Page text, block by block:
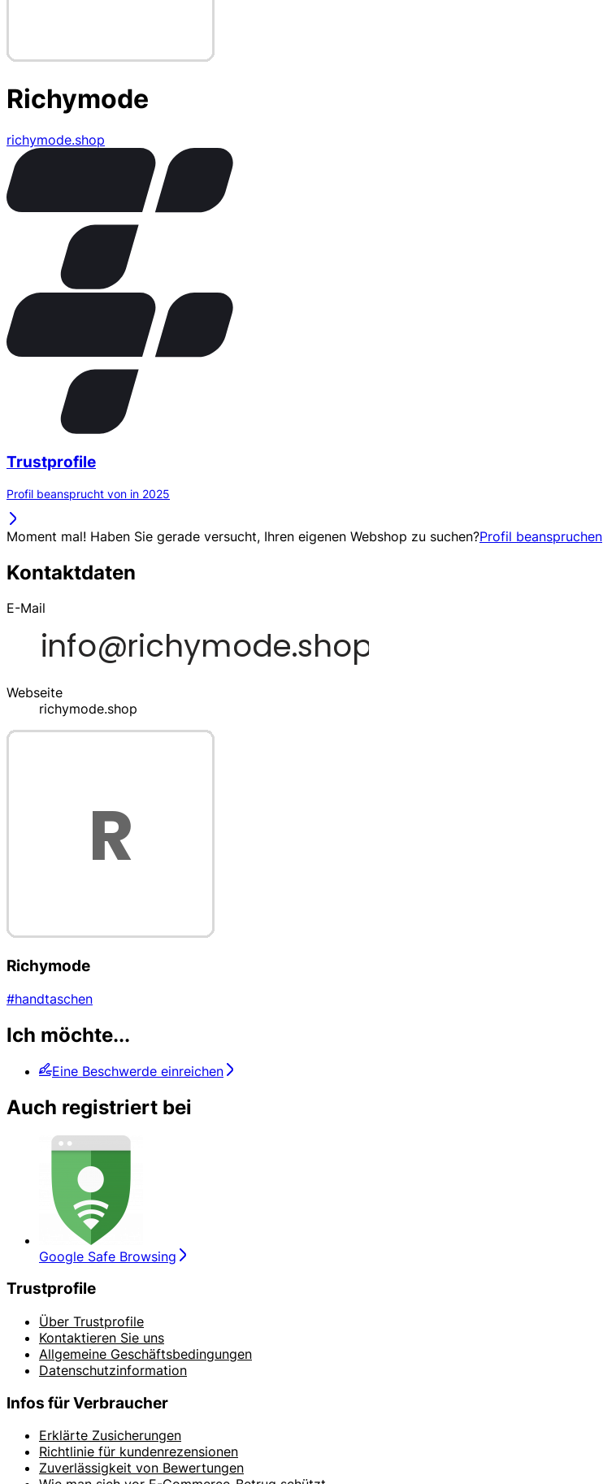
Richymode
richymode.shop
Trustprofile
Profil beansprucht von in 2025
Moment mal! Haben Sie gerade versucht, Ihren eigenen Webshop zu suchen?Profil beanspruchen
Kontaktdaten
E-Mail
Webseite
richymode.shop
Richymode
#handtaschen
Ich möchte...
Eine Beschwerde einreichen
Auch registriert bei
Google Safe Browsing
Trustprofile
Über Trustprofile
Kontaktieren Sie uns
Allgemeine Geschäftsbedingungen
Datenschutzinformation
Infos für Verbraucher
Erklärte Zusicherungen
Richtlinie für kundenrezensionen
Zuverlässigkeit von Bewertungen